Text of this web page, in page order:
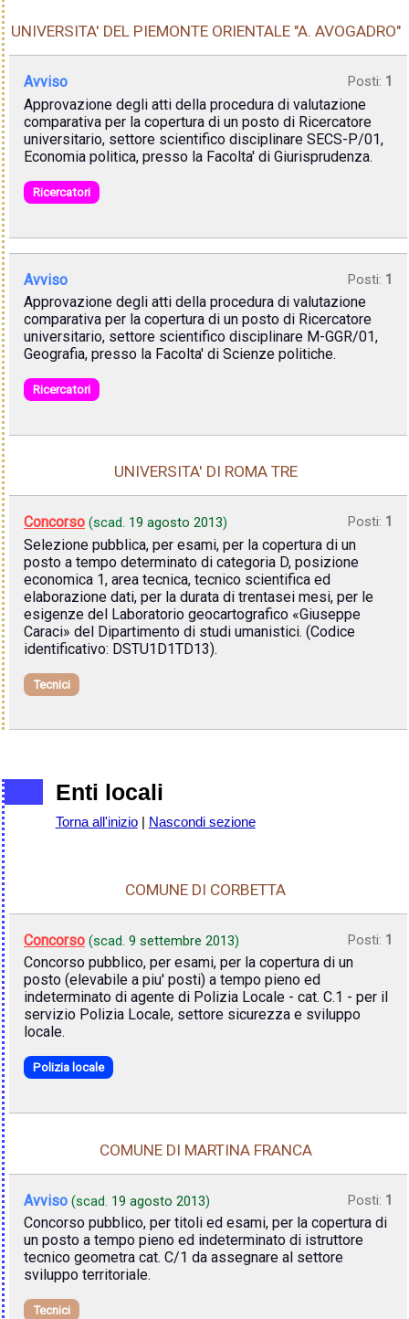
UNIVERSITA' DEL PIEMONTE ORIENTALE "A. AVOGADRO"
Avviso Posti: 1
Approvazione degli atti della procedura di valutazione
comparativa per la copertura di un posto di Ricercatore
universitario, settore scientifico disciplinare SECS-P/01,
Economia politica, presso la Facolta' di Giurisprudenza.
Ricercatori
Avviso Posti: 1
Approvazione degli atti della procedura di valutazione
comparativa per la copertura di un posto di Ricercatore
universitario, settore scientifico disciplinare M-GGR/01,
Geografia, presso la Facolta' di Scienze politiche.
Ricercatori
UNIVERSITA' DI ROMA TRE
Concorso (scad. 19 agosto 2013) Posti: 1
Selezione pubblica, per esami, per la copertura di un
posto a tempo determinato di categoria D, posizione
economica 1, area tecnica, tecnico scientifica ed
elaborazione dati, per la durata di trentasei mesi, per le
esigenze del Laboratorio geocartografico «Giuseppe
Caraci» del Dipartimento di studi umanistici. (Codice
identificativo: DSTU1D1TD13).
Tecnici
Enti locali
Torna all'inizio| Nascondi sezione
COMUNE DI CORBETTA
Concorso (scad. 9 settembre 2013) Posti: 1
Concorso pubblico, per esami, per la copertura di un
posto (elevabile a piu' posti) a tempo pieno ed
indeterminato di agente di Polizia Locale - cat. C.1 - per il
servizio Polizia Locale, settore sicurezza e sviluppo
locale.
Polizia locale
COMUNE DI MARTINA FRANCA
Avviso (scad. 19 agosto 2013) Posti: 1
Concorso pubblico, per titoli ed esami, per la copertura di
un posto a tempo pieno ed indeterminato di istruttore
tecnico geometra cat. C/1 da assegnare al settore
sviluppo territoriale.
Tecnici